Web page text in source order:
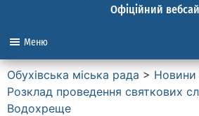
Офіційний
Меню
Обухівська міська рада > Новини
Розклад проведення святкових
Водохреще